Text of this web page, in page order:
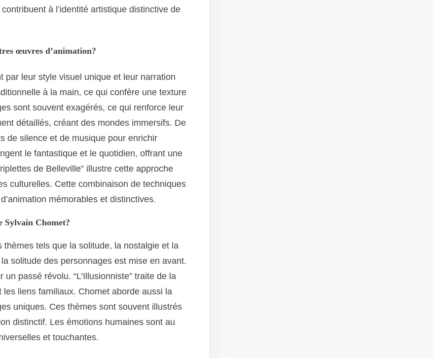
à l’identité artistique distinctive de
œuvres d’animation?
par leur style visuel unique et leur narration
à la main, ce qui confère une texture
sont souvent exagérés, ce qui renforce leur
détaillés, créant des mondes immersifs. De
de silence et de musique pour enrichir
le fantastique et le quotidien, offrant une
de Belleville” illustre cette approche
culturelles. Cette combinaison de techniques
mémorables et distinctives.
Sylvain Chomet?
tels que la solitude, la nostalgie et la
solitude des personnages est mise en avant.
passé révolu. “L’Illusionniste” traite de la
liens familiaux. Chomet aborde aussi la
uniques. Ces thèmes sont souvent illustrés
distinctif. Les émotions humaines sont au
et touchantes.